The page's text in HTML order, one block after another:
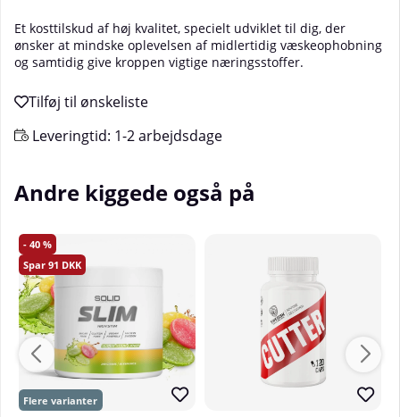
Et kosttilskud af høj kvalitet, specielt udviklet til dig, der
ønsker at mindske oplevelsen af midlertidig væskeophobning
og samtidig give kroppen vigtige næringsstoffer.
Leveringtid: 1-2 arbejdsdage
Andre kiggede også på
40
91